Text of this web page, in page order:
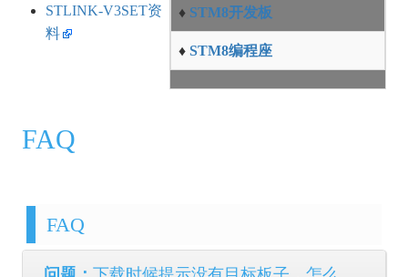
♦ STM8开发板
♦ STM8编程座
STLINK-V3SET资
料
FAQ
FAQ